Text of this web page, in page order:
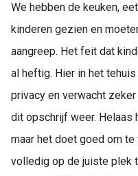
We hebben de keuken,
kinderen gezien en
aangreep. Het feit dat
al heftig. Hier in het
privacy en verwacht zeker
dit opschrijf weer. Helaas
maar het doet goed om
volledig op de juiste plek